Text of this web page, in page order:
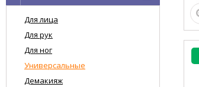
Для лица
Для рук
Для ног
Универсальные
Демакияж